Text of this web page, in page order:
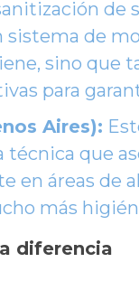
de
sino que
para
Aires):
que
en áreas de
más
diferencia